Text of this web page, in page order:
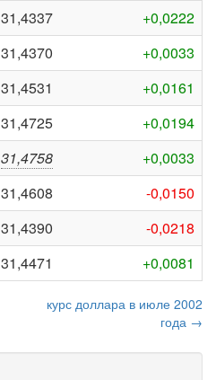
31,4337
+0,0222
31,4370
+0,0033
31,4531
+0,0161
31,4725
+0,0194
31,4758
+0,0033
31,4608
-0,0150
31,4390
-0,0218
31,4471 +0,0081
курс доллара в июле 2002
года →